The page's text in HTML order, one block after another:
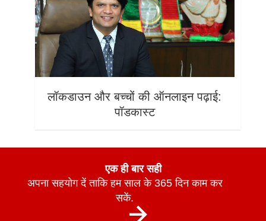
लॉकडाउन और बच्चों की ऑनलाइन पढ़ाई:
पॉडकास्ट
एक ही बार सही
अपना सहयोग दें ताकि हम साल के 365 दिन काम कर
सकें.